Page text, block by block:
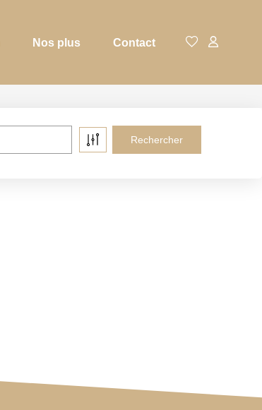
Nos plus Contact